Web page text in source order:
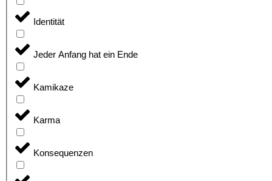
Identität
Jeder Anfang hat ein Ende
Kamikaze
Karma
Konsequenzen